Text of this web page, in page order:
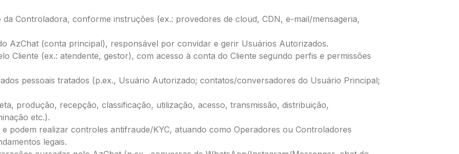
Controladora, conforme instruções (ex.: provedores de cloud, CDN, e-mail/mensageria,
AzChat (conta principal), responsável por convidar e gerir Usuários Autorizados.
Cliente (ex.: atendente, gestor), com acesso à conta do Cliente segundo perfis e permissões
pessoais tratados (p.ex., Usuário Autorizado; contatos/conversadores do Usuário Principal;
produção, recepção, classificação, utilização, acesso, transmissão, distribuição,
etc.).
podem realizar controles antifraude/KYC, atuando como Operadores ou Controladores
legais.